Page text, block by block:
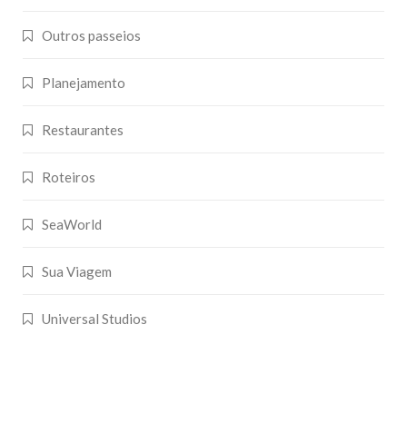
Outros passeios
Planejamento
Restaurantes
Roteiros
SeaWorld
Sua Viagem
Universal Studios